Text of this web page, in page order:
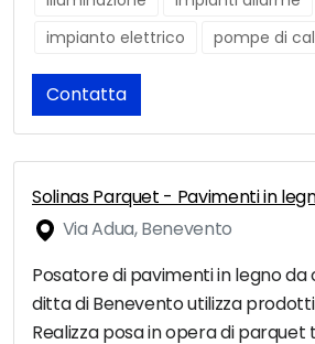
impianto elettrico
pompe di
Contatta
Solinas Parquet - Pavimenti in
Via Adua, Benevento
Posatore di pavimenti in legno
ditta di Benevento utilizza
Realizza posa in opera di parquet